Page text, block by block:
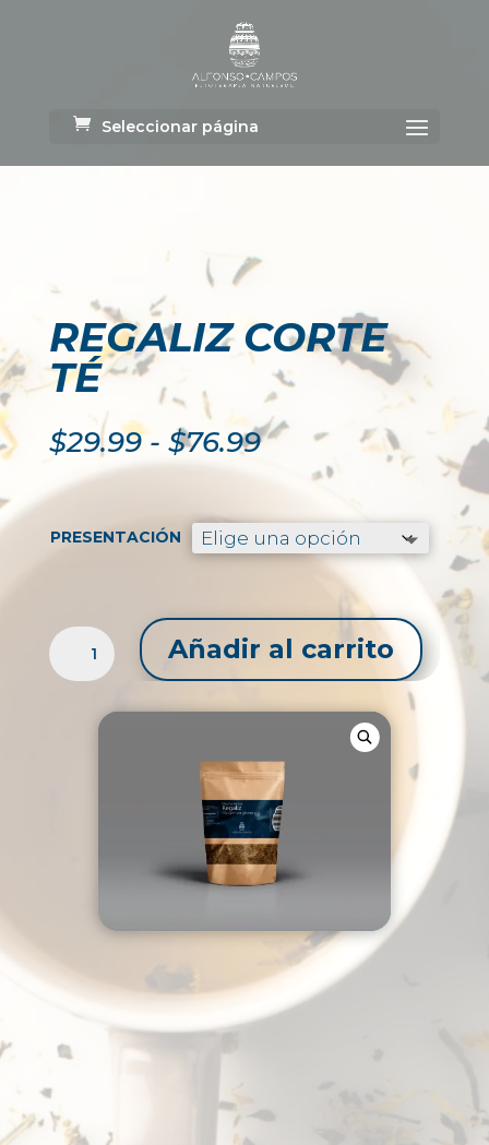
Seleccionar página
REGALIZ CORTE
TÉ
$29.99 - $76.99Rango
precios:
desde
$29.99
hasta
$76.99
PRESENTACIÓN
REGALIZ
CORTE
CANTIDAD
Añadir al carrito